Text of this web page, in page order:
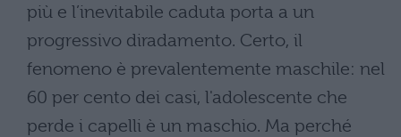
più e l’inevitabile caduta porta a un
progressivo diradamento. Certo, il
fenomeno è prevalentemente maschile: nel
60 per cento dei casi, l'adolescente che
perde i capelli è un maschio. Ma perché